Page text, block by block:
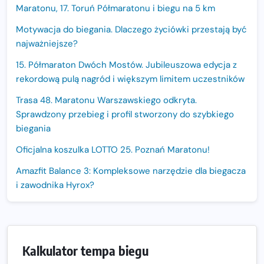
Maratonu, 17. Toruń Półmaratonu i biegu na 5 km
Motywacja do biegania. Dlaczego życiówki przestają być
najważniejsze?
15. Półmaraton Dwóch Mostów. Jubileuszowa edycja z
rekordową pulą nagród i większym limitem uczestników
Trasa 48. Maratonu Warszawskiego odkryta.
Sprawdzony przebieg i profil stworzony do szybkiego
biegania
Oficjalna koszulka LOTTO 25. Poznań Maratonu!
Amazfit Balance 3: Kompleksowe narzędzie dla biegacza
i zawodnika Hyrox?
Ostatnie wolne miejsca na jubileuszowy Bieg
dniu.
Kalkulator tempa biegu